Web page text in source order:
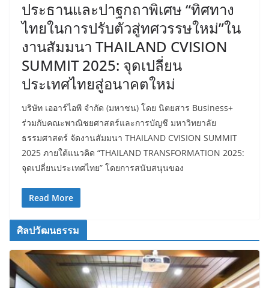
ประธานและปาฐกถาพิเศษ “ทิศทาง
ไทยในการปรับตัวสู่ทศวรรษใหม่”ใน
งานสัมมนา THAILAND CVISION
SUMMIT 2025: จุดเปลี่ยน
ประเทศไทยสู่อนาคตใหม่
บริษัท เออาร์ไอพี จำกัด (มหาชน) โดย นิตยสาร Business+
ร่วมกับคณะพาณิชยศาสตร์และการบัญชี มหาวิทยาลัย
ธรรมศาสตร์ จัดงานสัมมนา THAILAND CVISION SUMMIT
2025 ภายใต้แนวคิด “THAILAND TRANSFORMATION 2025:
จุดเปลี่ยนประเทศไทย” โดยการสนับสนุนของ
Read More
ศิลปวัฒนธรรม